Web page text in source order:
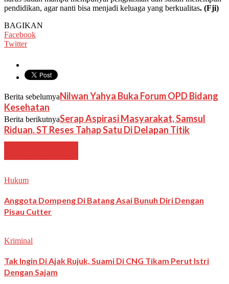
pendidikan, agar nanti bisa menjadi keluaga yang berkualitas. (Fji)
BAGIKAN
Facebook
Twitter
Berita sebelumyaNilwan Yahya Buka Forum OPD Bidang
Kesehatan
Berita berikutnyaSerap Aspirasi Masyarakat, Samsul
Riduan. ST Reses Tahap Satu Di Delapan Titik
Hukum
Anggota Dompeng Di Batang Asai Bunuh Diri Dengan
Pisau Cutter
Kriminal
Tak Ingin Di Ajak Rujuk, Suami Di CNG Tikam Perut Istri
Dengan Sajam